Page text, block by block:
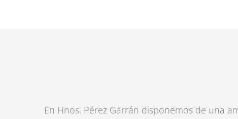
En Hnos. Pérez Garrán disponemos de una